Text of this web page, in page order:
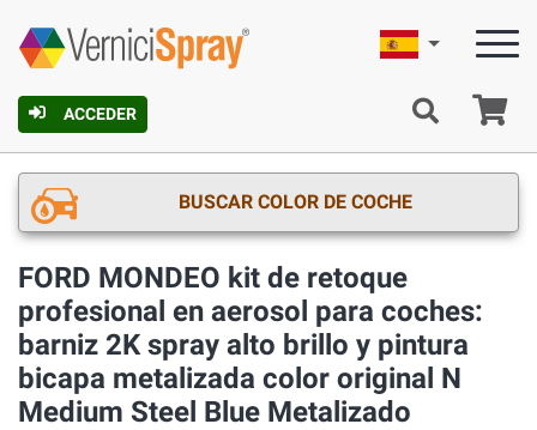
ACCEDER
Español
BUSCAR COLOR DE COCHE
FORD MONDEO kit de retoque
profesional en aerosol para coches:
barniz 2K spray alto brillo y pintura
bicapa metalizada color original N
Medium Steel Blue Metalizado